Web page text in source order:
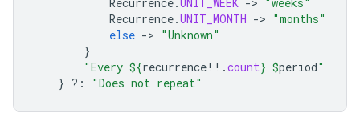
Recurrence.UNIT_MONTH -> "months"
else -> "Unknown"
}
"Every ${recurrence!! .count} $period"
} ?: "Does not repeat"